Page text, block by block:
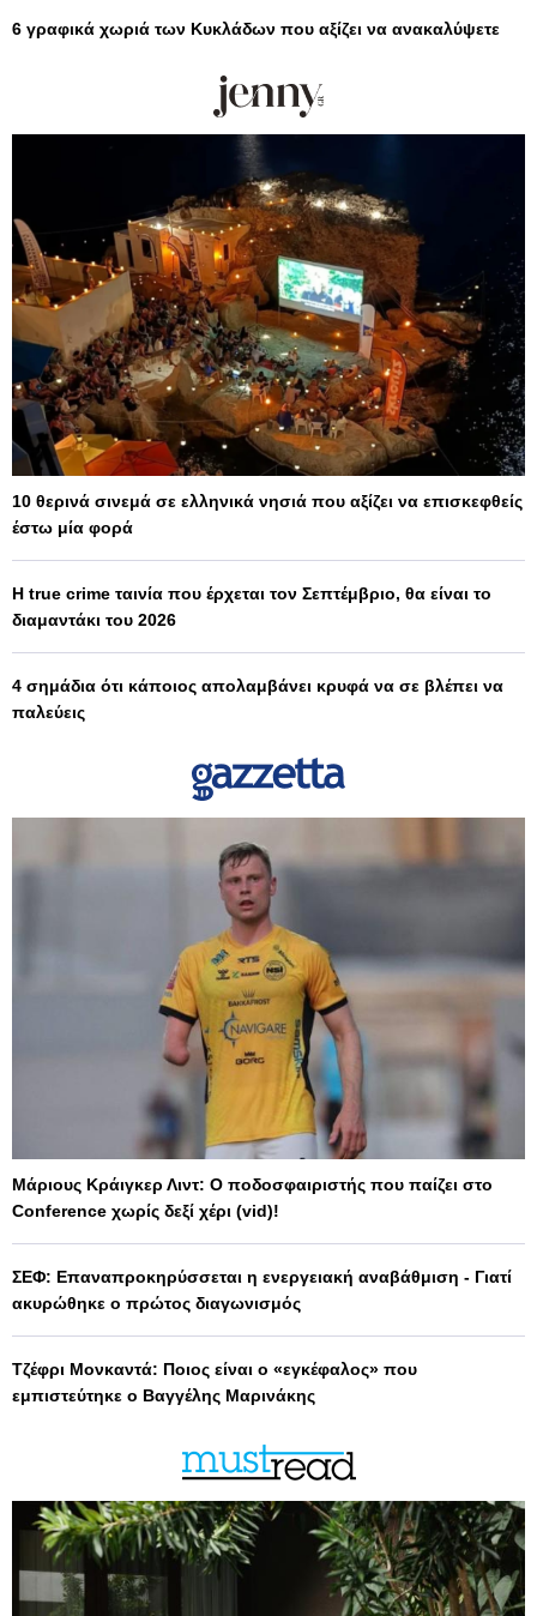
6 γραφικά χωριά των Κυκλάδων που αξίζει να ανακαλύψετε
10 θερινά σινεμά σε ελληνικά νησιά που αξίζει να επισκεφθείς
έστω μία φορά
Η true crime ταινία που έρχεται τον Σεπτέμβριο, θα είναι το
διαμαντάκι του 2026
4 σημάδια ότι κάποιος απολαμβάνει κρυφά να σε βλέπει να
παλεύεις
Μάριους Κράιγκερ Λιντ: Ο ποδοσφαιριστής που παίζει στο
Conference χωρίς δεξί χέρι (vid)!
ΣΕΦ: Επαναπροκηρύσσεται η ενεργειακή αναβάθμιση - Γιατί
ακυρώθηκε ο πρώτος διαγωνισμός
Τζέφρι Μονκαντά: Ποιος είναι ο «εγκέφαλος» που
εμπιστεύτηκε ο Βαγγέλης Μαρινάκης